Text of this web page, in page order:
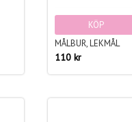
KÖP
MÅLBUR, LEKMÅL
110 kr